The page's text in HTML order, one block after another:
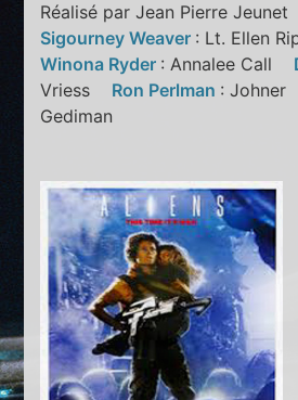
Réalisé par Jean Pierre Jeunet
Sigourney Weaver : Lt. Ellen
Winona Ryder : Annalee Call
Vriess Ron Perlman : Johner
Gediman